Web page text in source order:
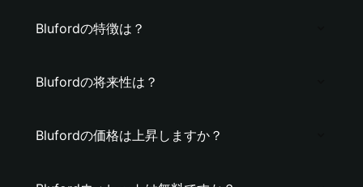
Blufordの特徴は？
Blufordの将来性は？
Blufordの価格は上昇しますか？